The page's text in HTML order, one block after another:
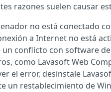
razones suelen causar
no está conectado
a Internet no está
un conflicto con software
como Lavasoft Web
el error, desinstale
un restablecimiento de